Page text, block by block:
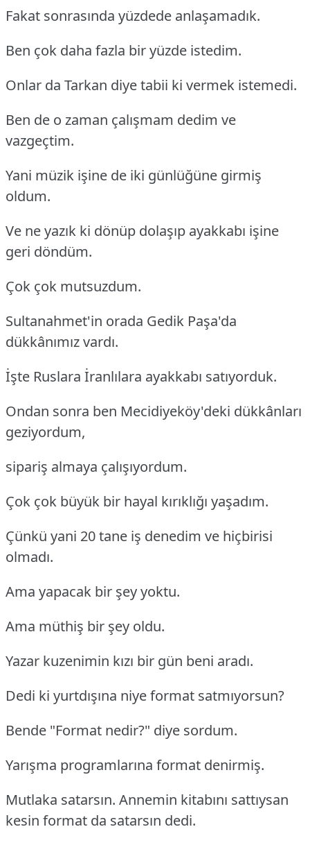
Fakat sonrasında yüzdede anlaşamadık.
Ben çok daha fazla bir yüzde istedim.
Onlar da Tarkan diye tabii ki vermek istemedi.
Ben de o zaman çalışmam dedim ve
vazgeçtim.
Yani müzik işine de iki günlüğüne girmiş
oldum.
Ve ne yazık ki dönüp dolaşıp ayakkabı işine
geri döndüm.
Çok çok mutsuzdum.
Sultanahmet'in orada Gedik Paşa'da
dükkânımız vardı.
İşte Ruslara İranlılara ayakkabı satıyorduk.
Ondan sonra ben Mecidiyeköy'deki dükkânları
geziyordum,
sipariş almaya çalışıyordum.
Çok çok büyük bir hayal kırıklığı yaşadım.
Çünkü yani 20 tane iş denedim ve hiçbirisi
olmadı.
Ama yapacak bir şey yoktu.
Ama müthiş bir şey oldu.
Yazar kuzenimin kızı bir gün beni aradı.
Dedi ki yurtdışına niye format satmıyorsun?
Bende "Format nedir?" diye sordum.
Yarışma programlarına format denirmiş.
Mutlaka satarsın. Annemin kitabını sattıysan
kesin format da satarsın dedi.